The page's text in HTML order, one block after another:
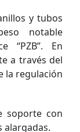
y tubos
notable
“PZB”. En
a través del
la regulación
soporte con
alargadas.